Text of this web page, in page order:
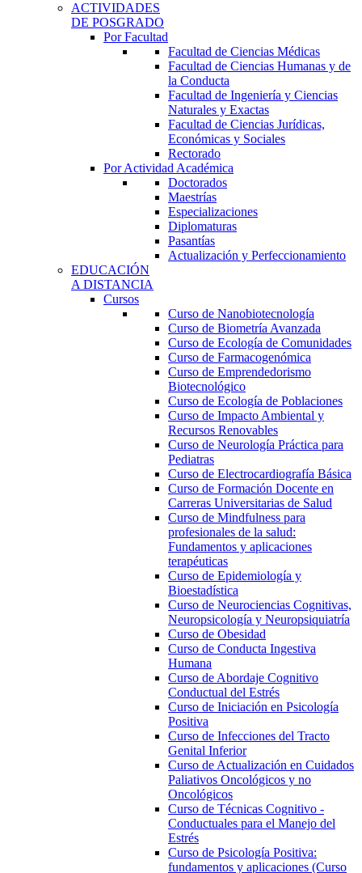
ACTIVIDADES
DE POSGRADO
Por Facultad
Facultad de Ciencias Médicas
Facultad de Ciencias Humanas y de
la Conducta
Facultad de Ingeniería y Ciencias
Naturales y Exactas
Facultad de Ciencias Jurídicas,
Económicas y Sociales
Rectorado
Por Actividad Académica
Doctorados
Maestrías
Especializaciones
Diplomaturas
Pasantías
Actualización y Perfeccionamiento
EDUCACIÓN
A DISTANCIA
Cursos
Curso de Nanobiotecnología
Curso de Biometría Avanzada
Curso de Ecología de Comunidades
Curso de Farmacogenómica
Curso de Emprendedorismo
Biotecnológico
Curso de Ecología de Poblaciones
Curso de Impacto Ambiental y
Recursos Renovables
Curso de Neurología Práctica para
Pediatras
Curso de Electrocardiografía Básica
Curso de Formación Docente en
Carreras Universitarias de Salud
Curso de Mindfulness para
profesionales de la salud:
Fundamentos y aplicaciones
terapéuticas
Curso de Epidemiología y
Bioestadística
Curso de Neurociencias Cognitivas,
Neuropsicología y Neuropsiquiatría
Curso de Obesidad
Curso de Conducta Ingestiva
Humana
Curso de Abordaje Cognitivo
Conductual del Estrés
Curso de Iniciación en Psicología
Positiva
Curso de Infecciones del Tracto
Genital Inferior
Curso de Actualización en Cuidados
Paliativos Oncológicos y no
Oncológicos
Curso de Técnicas Cognitivo -
Conductuales para el Manejo del
Estrés
Curso de Psicología Positiva:
fundamentos y aplicaciones (Curso